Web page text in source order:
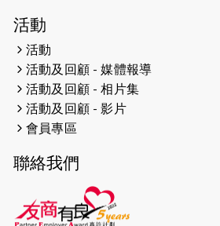
2026-04-19
2026-04-16
猛龍長跑隊恆常練
（19:00開始）
2026-04-12
2026-04-11
2026-04-10 太古家＋賞系列：
活動
活動
活動及回顧 - 媒體報導
活動及回顧 - 相片集
活動及回顧 - 影片
會員專區
聯絡我們